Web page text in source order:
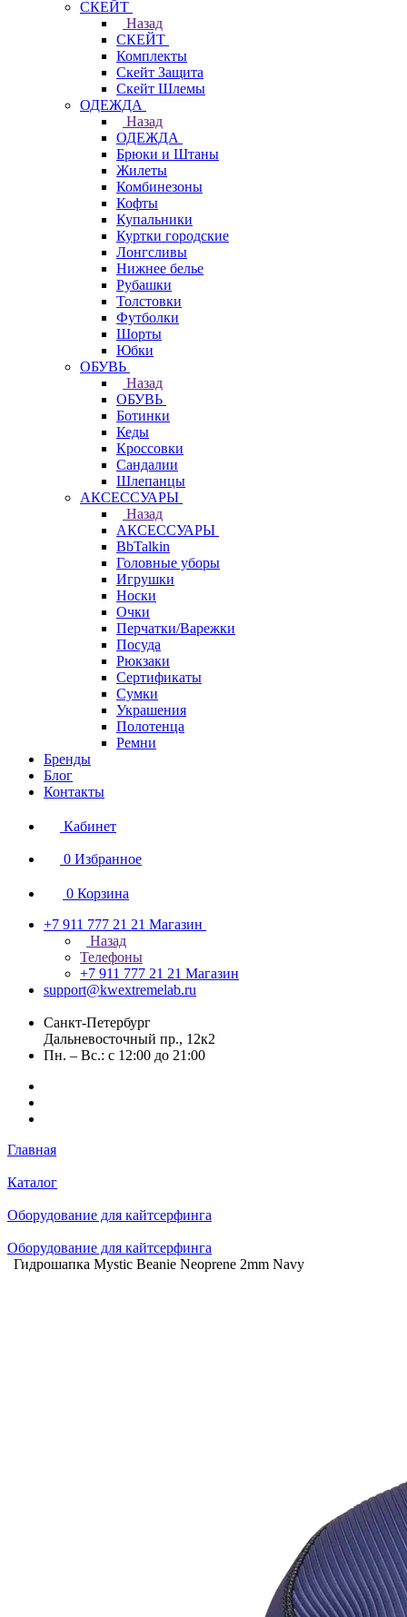
СКЕЙТ
Назад
СКЕЙТ
Комплекты
Скейт Защита
Скейт Шлемы
ОДЕЖДА
Назад
ОДЕЖДА
Брюки и Штаны
Жилеты
Комбинезоны
Кофты
Купальники
Куртки городские
Лонгсливы
Нижнее белье
Рубашки
Толстовки
Футболки
Шорты
Юбки
ОБУВЬ
Назад
ОБУВЬ
Ботинки
Кеды
Кроссовки
Сандалии
Шлепанцы
АКСЕССУАРЫ
Назад
АКСЕССУАРЫ
BbTalkin
Головные уборы
Игрушки
Носки
Очки
Перчатки/Варежки
Посуда
Рюкзаки
Сертификаты
Сумки
Украшения
Полотенца
Ремни
Бренды
Блог
Контакты
Кабинет
0 Избранное
0 Корзина
+7 911 777 21 21 Магазин
Назад
Телефоны
+7 911 777 21 21 Магазин
support@kwextremelab.ru
Санкт-Петербург
Дальневосточный пр., 12к2
Пн. – Вс.: с 12:00 до 21:00
Главная
Каталог
Оборудование для кайтсерфинга
Оборудование для кайтсерфинга
Гидрошапка Mystic Beanie Neoprene 2mm Navy